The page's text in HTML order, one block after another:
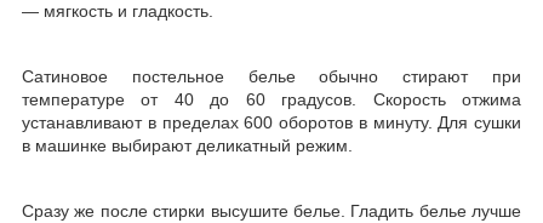
— мягкость и гладкость.
Сатиновое постельное белье обычно стирают при
температуре от 40 до 60 градусов. Скорость отжима
устанавливают в пределах 600 оборотов в минуту. Для сушки
в машинке выбирают деликатный режим.
Сразу же после стирки высушите белье. Гладить белье лучше